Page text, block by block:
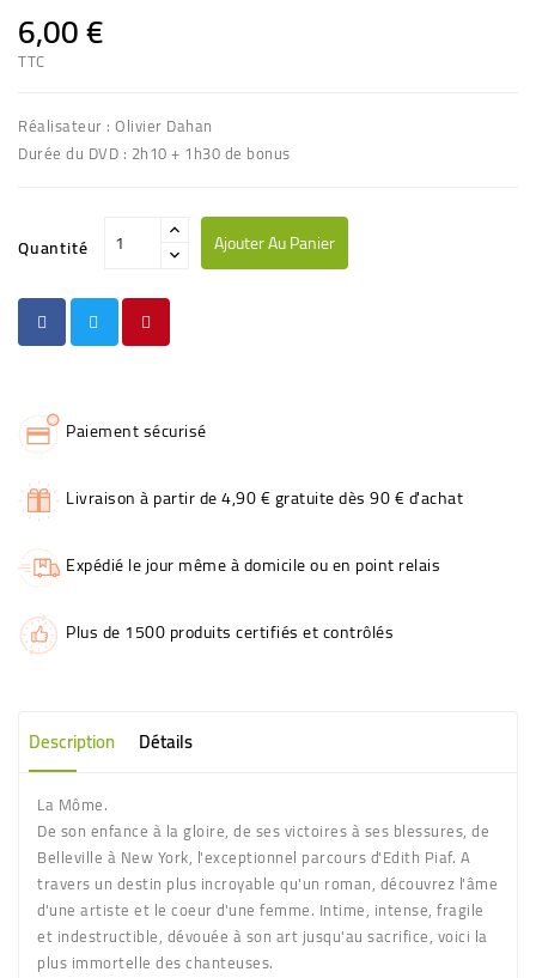
6,00 €
TTC
Réalisateur : Olivier Dahan
Durée du DVD : 2h10 + 1h30 de bonus
Quantité Ajouter Au Panier
Paiement sécurisé
Livraison à partir de 4,90 € gratuite dès 90 € d'achat
Expédié le jour même à domicile ou en point relais
Plus de 1500 produits certifiés et contrôlés
Description Détails
La Môme.
De son enfance à la gloire, de ses victoires à ses blessures, de
Belleville à New York, l'exceptionnel parcours d'Edith Piaf. A
travers un destin plus incroyable qu'un roman, découvrez l'âme
d'une artiste et le coeur d'une femme. Intime, intense, fragile
et indestructible, dévouée à son art jusqu'au sacrifice, voici la
plus immortelle des chanteuses.